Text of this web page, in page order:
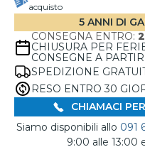
acquisto
5 ANNI DI
CONSEGNA ENTRO:
CHIUSURA PER
CONSEGNE A
SPEDIZIONE
RESO ENTRO 30
CHIAMACI
Siamo disponibili allo 091
9:00 alle 13:00